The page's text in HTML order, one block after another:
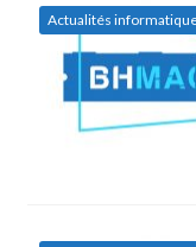
Actualités